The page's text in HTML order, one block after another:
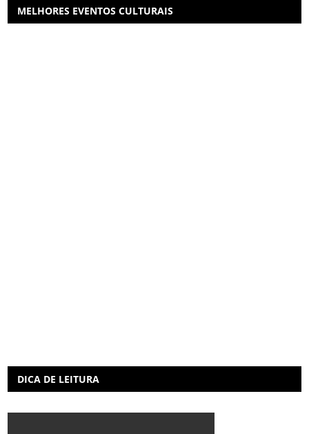
MELHORES EVENTOS CULTURAIS
DICA DE LEITURA